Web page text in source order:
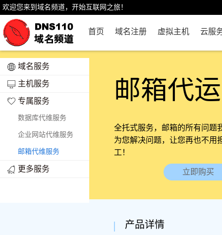
欢迎您来到域名频道，开始互联网之旅！
首页 域名注册 虚拟主机 云服
域名服务
主机服务
专属服务
数据库代维服务
企业网站代维服务
邮箱代维服务
更多服务
邮箱代
全托式服务，邮箱的所有问题
为您解决问题，让您再也不用
工！
立即购买
产品详情